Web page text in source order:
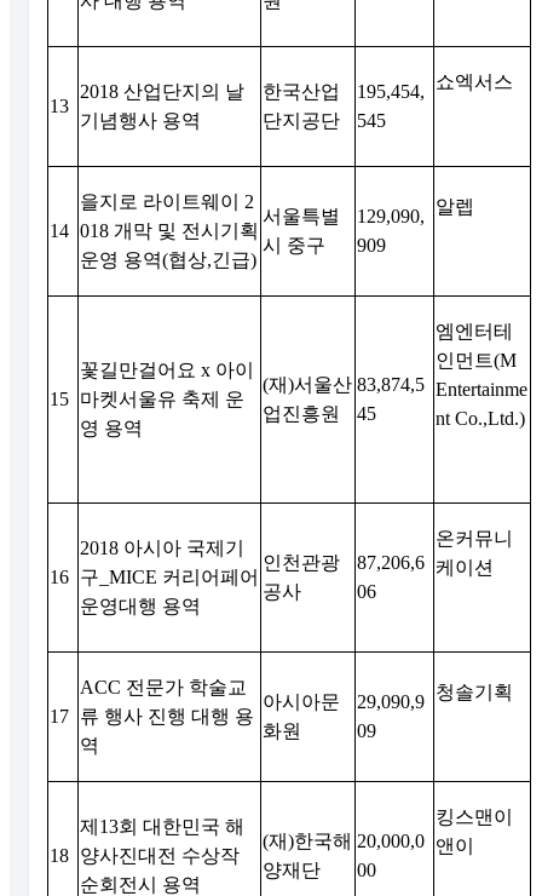
13
2018 산업단지의 날
기념행사 용역
한국산업
단지공단
195,454,
545
쇼엑서스
14
을지로 라이트웨이 2
018 개막 및 전시기획
운영 용역(협상,긴급)
서울특별
시 중구
129,090,
909
알렙
15
꽃길만걸어요 x 아이
마켓서울유 축제 운
영 용역
(재)서울산
업진흥원
83,874,5
45
엠엔터테
인먼트(M
Entertainme
nt Co.,Ltd.)
16
2018 아시아 국제기
구 _MICE 커리어페어
운영대행 용역
인천관광
공사
87,206,6
06
온커뮤니
케이션
17
ACC 전문가 학술교
류 행사 진행 대행 용
역
아시아문
화원
29,090,9
09
청솔기획
18
제 13회 대한민국 해
양사진대전 수상작
순회전시 용역
(재)한국해
양재단
20,000,0
00
킹스맨이
앤이